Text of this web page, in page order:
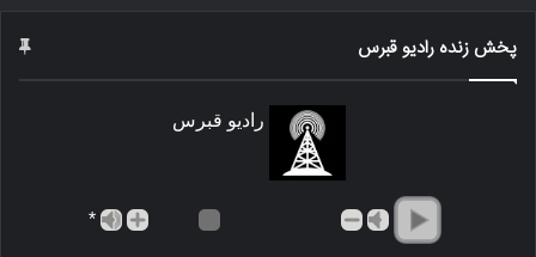
پخش زنده رادیو قبرس
رادیو قبرس
*